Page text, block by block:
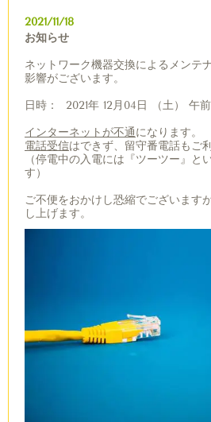
2021/11/18
お知らせ
ネットワーク機器交換によるメンテ
影響がございます。
日時 ： 2021年 12月 04日 （土） 午
インターネットが不通になります。
電話受信はできず、留守番電話もご
（停電中の入電には『ツーツー』と
す）
ご不便をおかけし恐縮でございます
し上げます。